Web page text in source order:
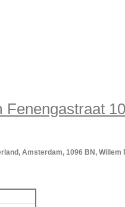
Amsterdam, 1096 BN, Willem